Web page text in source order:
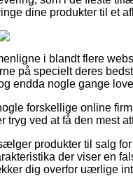
dine produkter til et
i blandt flere
på specielt deres
endda nogle gange
forskellige online
tryg ved at få den mest
produkter til salg
der viser en
dig overfor uærlige